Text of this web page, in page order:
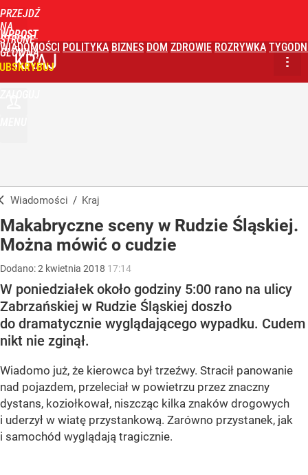
PRZEJDŹ
NA
STRONĘ
GŁÓWNĄ
WPROST
WIADOMOŚCI POLITYKA BIZNES DOM ZDROWIE ROZRYWKA
KRAJ
Wiadomości / Kraj
Makabryczne sceny w Rudzie Śląskiej.
Można mówić o cudzie
Dodano:2 kwietnia 2018 17:14
W poniedziałek około godziny 5:00 rano na ulicy
Zabrzańskiej w Rudzie Śląskiej doszło
do dramatycznie wyglądającego wypadku. Cudem
nikt nie zginął.
Wiadomo już, że kierowca był trzeźwy. Stracił panowanie
nad pojazdem, przeleciał w powietrzu przez znaczny
dystans, koziołkował, niszcząc kilka znaków drogowych
i uderzył w wiatę przystankową. Zarówno przystanek, jak
i samochód wyglądają tragicznie.